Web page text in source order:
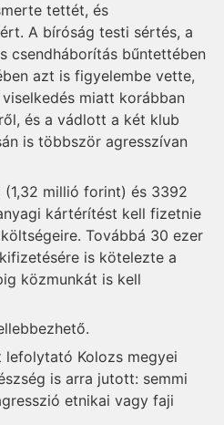
tettét, és
A bíróság testi sértés, a
csendháborítás bűntettében
azt is figyelembe vette,
miatt korábban
és a vádlott a két klub
is többször agresszívan
millió forint) és 3392
kártérítést kell fizetnie
Továbbá 30 ezer
is kötelezte a
közmunkát is kell
Kolozs megyei
is arra jutott: semmi
etnikai vagy faji